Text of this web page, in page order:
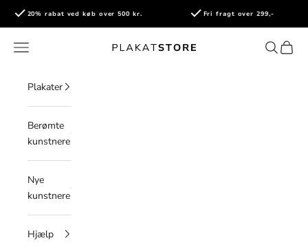
Spring til indhold
20% rabat ved køb over 500 kr. Fri fragt over 299,-
PlakatStore
Åbn navigationsmenu ÅbnÅbn
Plakater
Berømte
kunstnere
Nye
kunstnere
Hjælp